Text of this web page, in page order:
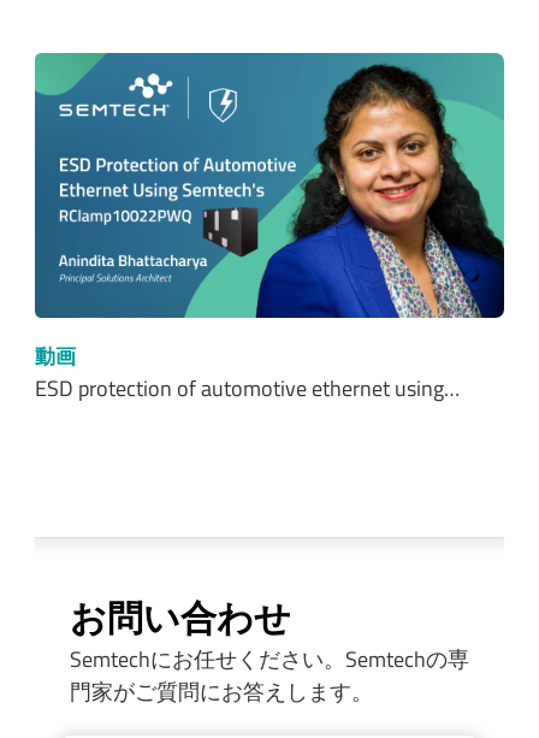
動画
ESD protection of automotive ethernet using…
お問い合わせ
Semtechにお任せください。Semtechの専
門家がご質問にお答えします。